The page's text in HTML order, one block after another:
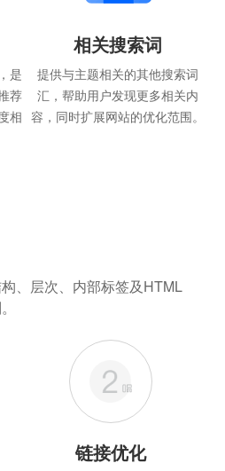
是
荐
相
相关搜索词
提供与主题相关的其他搜索词
汇，帮助用户发现更多相关内
容，同时扩展网站的优化范围。
、层次、内部标签及HTML
链接优化